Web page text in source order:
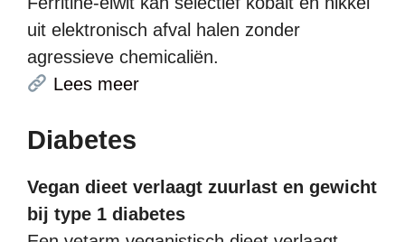
uit elektronisch afval halen zonder
agressieve chemicaliën.
Lees meer
Diabetes
Vegan dieet verlaagt zuurlast en gewicht
bij type 1 diabetes